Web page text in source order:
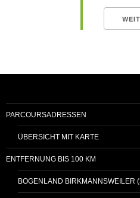
PARCOURSADRESSEN
ÜBERSICHT MIT KARTE
ENTFERNUNG BIS 100 KM
BOGENLAND BIRKMANNSWEILER